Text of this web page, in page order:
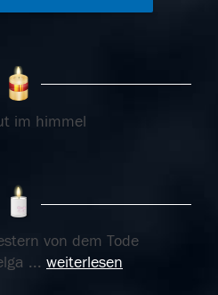
im himmel
von dem Tode
... weiterlesen